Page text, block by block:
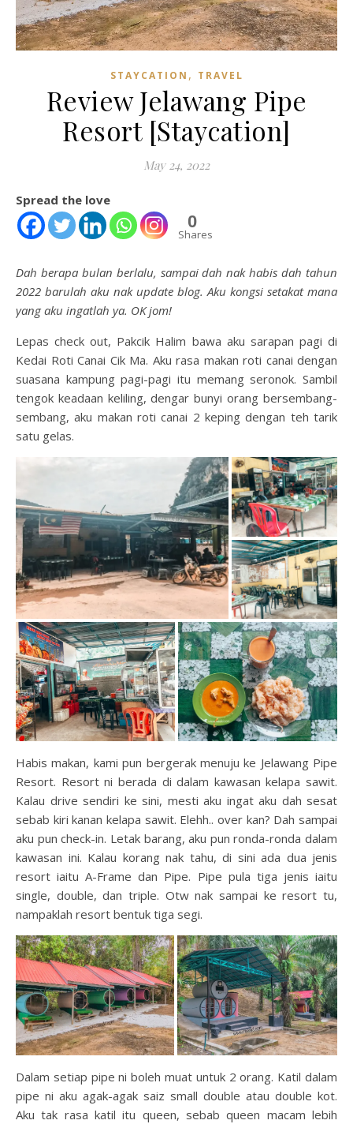
STAYCATION , TRAVEL
Review Jelawang Pipe
Resort [Staycation]
May 24, 2022
Spread the love
0
Shares
Dah berapa bulan berlalu, sampai dah nak habis dah tahun
2022 barulah aku nak update blog. Aku kongsi setakat mana
yang aku ingatlah ya. OK jom!
Lepas check out, Pakcik Halim bawa aku sarapan pagi di
Kedai Roti Canai Cik Ma. Aku rasa makan roti canai dengan
suasana kampung pagi-pagi itu memang seronok. Sambil
tengok keadaan keliling, dengar bunyi orang bersembang-
sembang, aku makan roti canai 2 keping dengan teh tarik
satu gelas.
Habis makan, kami pun bergerak menuju ke Jelawang Pipe
Resort. Resort ni berada di dalam kawasan kelapa sawit.
Kalau drive sendiri ke sini, mesti aku ingat aku dah sesat
sebab kiri kanan kelapa sawit. Elehh.. over kan? Dah sampai
aku pun check-in. Letak barang, aku pun ronda-ronda dalam
kawasan ini. Kalau korang nak tahu, di sini ada dua jenis
resort iaitu A-Frame dan Pipe. Pipe pula tiga jenis iaitu
single, double, dan triple. Otw nak sampai ke resort tu,
nampaklah resort bentuk tiga segi.
Dalam setiap pipe ni boleh muat untuk 2 orang. Katil dalam
pipe ni aku agak-agak saiz small double atau double kot.
Aku tak rasa katil itu queen, sebab queen macam lebih